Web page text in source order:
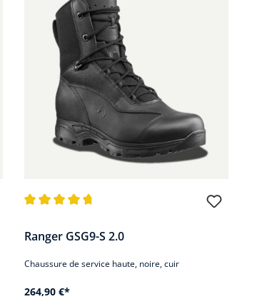
Ranger GSG9-S 2.0
Chaussure de service haute, noire, cuir
264,90 €*